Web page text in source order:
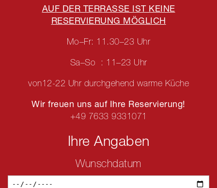
AUF DER TERRASSE IST KEINE
RESERVIERUNG MÖGLICH
Mo–Fr: 11.30–23 Uhr
Sa–So : 11–23 Uhr
von12-22 Uhr durchgehend warme Küche
Wir freuen uns auf Ihre Reservierung!
+49 7633 9331071
Ihre Angaben
Wunschdatum